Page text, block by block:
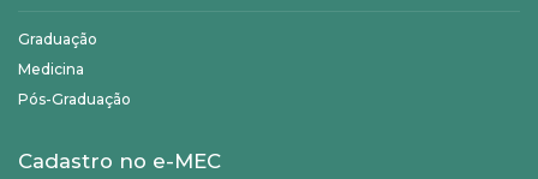
Graduação
Medicina
Pós-Graduação
Cadastro no e-MEC